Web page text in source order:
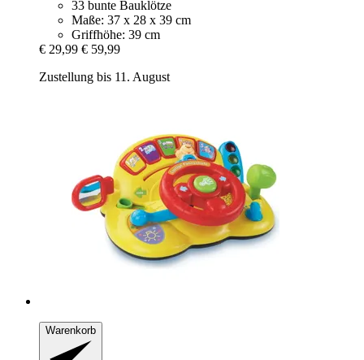
33 bunte Bauklötze
Maße: 37 x 28 x 39 cm
Griffhöhe: 39 cm
€ 29,99 € 59,99
Zustellung bis 11. August
Warenkorb